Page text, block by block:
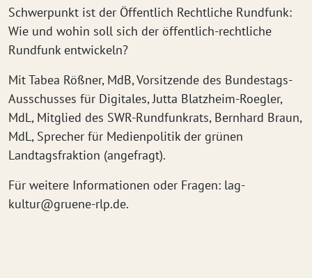
Schwerpunkt ist der Öffentlich Rechtliche Rundfunk:
Wie und wohin soll sich der öffentlich-rechtliche
Rundfunk entwickeln?
Mit Tabea Rößner, MdB, Vorsitzende des Bundestags-
Ausschusses für Digitales, Jutta Blatzheim-Roegler,
MdL, Mitglied des SWR-Rundfunkrats, Bernhard Braun,
MdL, Sprecher für Medienpolitik der grünen
Landtagsfraktion (angefragt).
Für weitere Informationen oder Fragen: lag-
kultur@gruene-rlp.de.